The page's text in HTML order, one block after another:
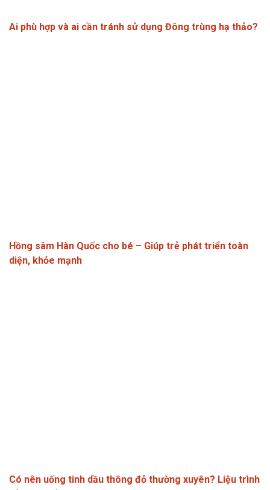
Ai phù hợp và ai cần tránh sử dụng Đông trùng hạ thảo?
Hồng sâm Hàn Quốc cho bé – Giúp trẻ phát triển toàn
diện, khỏe mạnh
Có nên uống tinh dầu thông đỏ thường xuyên? Liệu trình